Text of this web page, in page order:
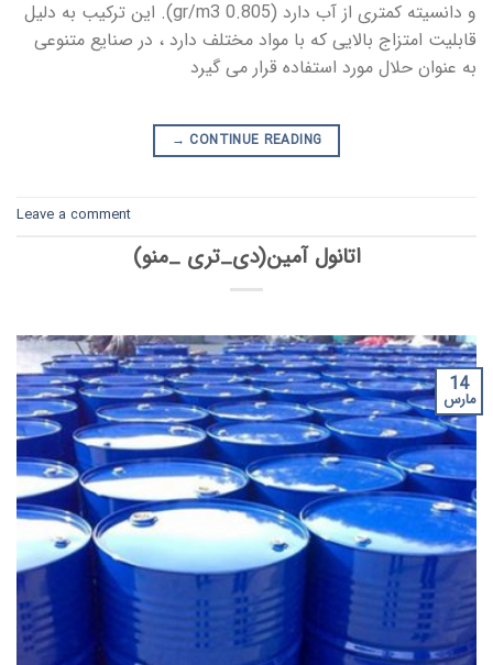
و دانسیته کمتری از آب دارد (0.805 gr/m3). این ترکیب به دلیل
قابلیت امتزاج بالایی که با مواد مختلف دارد ، در صنایع متنوعی
به عنوان حلال مورد استفاده قرار می گیرد
CONTINUE READING
→
Leave a comment
اتانول آمین(دی_تری _منو)
14
مارس